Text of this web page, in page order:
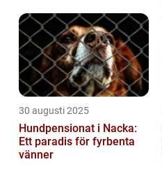
30 augusti 2025
Hundpensionat i Nacka:
Ett paradis för fyrbenta
vänner